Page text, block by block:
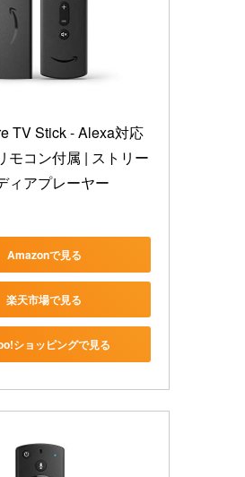
TV Stick - Alexa対応
モコン付属 | ストリー
ィアプレーヤー
Amazonで見る
楽天市場で見る
ショッピングで見る